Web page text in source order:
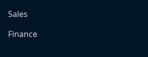
Sales
Finance